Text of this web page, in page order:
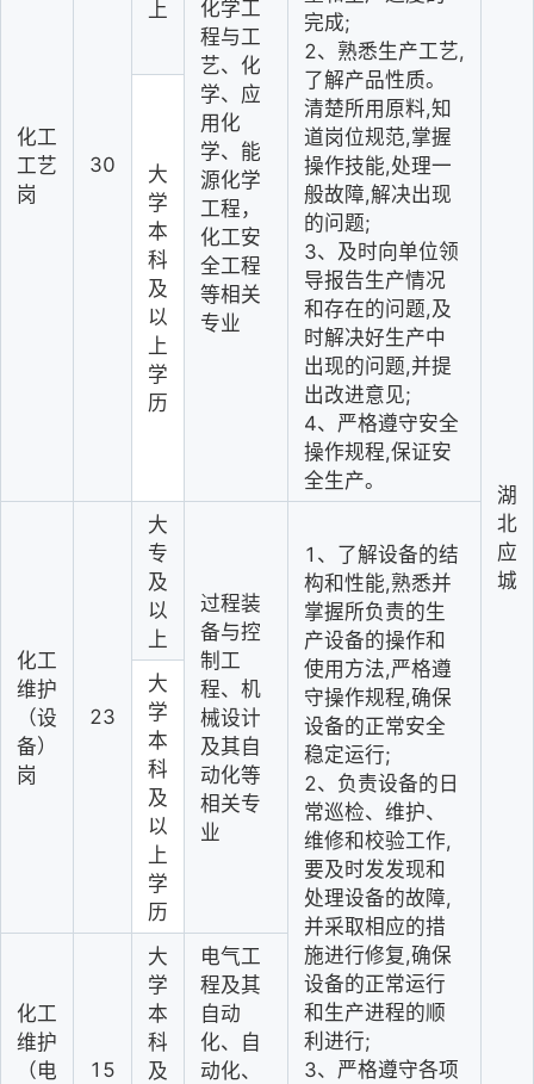
化工
工艺
岗
30
上
化学工
程与工
艺、化
学、应
用化
学、能
源化学
工程，
化工安
全工程
等相关
专业
完成;
2、熟悉生产工艺,
了解产品性质。
清楚所用原料,知
道岗位规范,掌握
操作技能,处理一
般故障,解决出现
的问题;
3、及时向单位领
导报告生产情况
和存在的问题,及
时解决好生产中
出现的问题,并提
出改进意见;
4、严格遵守安全
操作规程,保证安
全生产。
湖
北
应
城
大
学
本
科
及
以
上
学
历
化工
维护
（设
备）
岗
23
大
专
及
以
上
过程装
备与控
制工
程、机
械设计
及其自
动化等
相关专
业
1、了解设备的结
构和性能,熟悉并
掌握所负责的生
产设备的操作和
使用方法,严格遵
守操作规程,确保
设备的正常安全
稳定运行;
2、负责设备的日
常巡检、维护、
维修和校验工作,
要及时发发现和
处理设备的故障,
并采取相应的措
施进行修复,确保
设备的正常运行
和生产进程的顺
利进行;
3、严格遵守各项
大
学
本
科
及
以
上
学
历
化工
维护
（电
15
大
学
本
科
及
电气工
程及其
自动
化、自
动化、